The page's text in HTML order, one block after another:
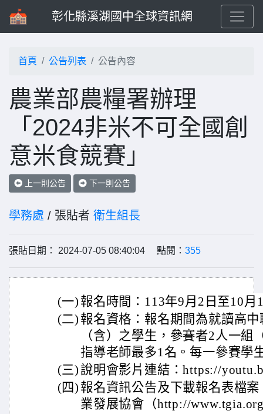
彰化縣溪湖國中全球資訊網
首頁 公告列表 公告內容
農業部農糧署辦理
「2024非米不可全國創
意米食競賽」
上一則公告 下一則公告
學務處 / 張貼者 衛生組長
張貼日期： 2024-07-05 08:40:04 點閱： 355
(一) 報名時間：113年9月2日至10月
(二) 報名資格：報名期間為就讀高
（含）之學生，參賽者2人一組
指導老師最多1名。每一參賽學
(三)說明會影片連結：https://
(四) 報名資訊公告及下載報名表檔
業發展協會（http://